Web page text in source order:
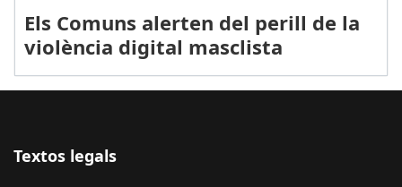
Els Comuns alerten del perill de la
violència digital masclista
Textos legals